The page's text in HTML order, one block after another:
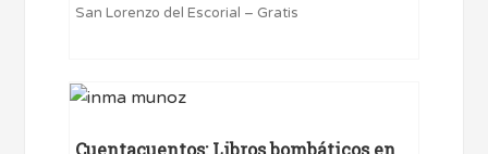
San Lorenzo del Escorial – Gratis
Cuentacuentos: Libros bombáticos en